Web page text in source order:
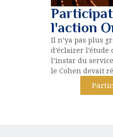
l'action
Il n’ya pas plus
d’éclairer l’étude
l’instar du
le Cohen devait